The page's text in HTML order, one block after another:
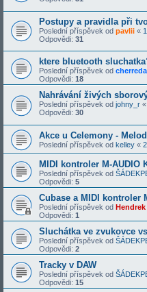
Postupy a pravidla při
Poslední příspěvek od pavlii «
Odpovědi: 31
ktere bluetooth
Poslední příspěvek od cherreda
Odpovědi: 18
Nahrávání živých
Poslední příspěvek od johny_r «
Odpovědi: 30
Akce u Celemony -
Poslední příspěvek od kelley «
MIDI kontroler M-AUDIO
Poslední příspěvek od
Odpovědi: 5
Cubase a MIDI kontroler
Poslední příspěvek od Hendrek
Odpovědi: 1
Sluchátka ve zvukovce
Poslední příspěvek od
Odpovědi: 2
Tracky v DAW
Poslední příspěvek od
Odpovědi: 15